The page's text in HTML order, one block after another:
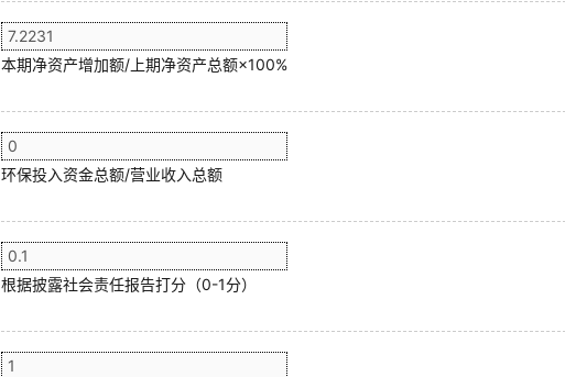
本期净资产增加额/上期净资产总额×100%
环保投入资金总额/营业收入总额
根据披露社会责任报告打分（0-1分）